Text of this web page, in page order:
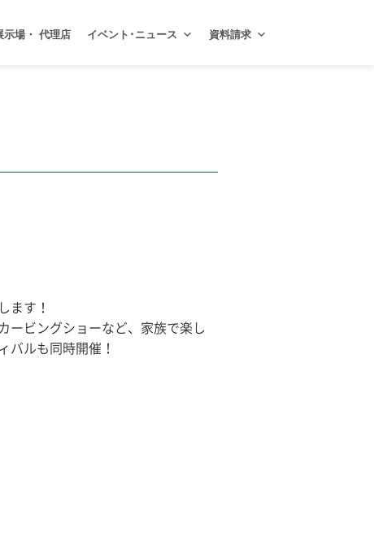
示場・ 代理店 イベント･ニュース 資料請求
ます！
ービングショーなど、家族で楽し
バルも同時開催！